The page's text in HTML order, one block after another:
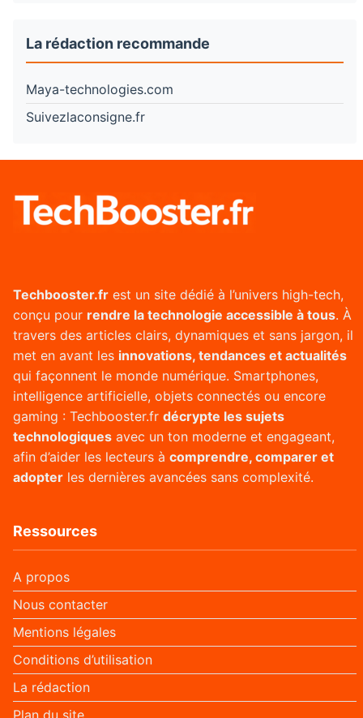
La rédaction recommande
Maya-technologies.com
Suivezlaconsigne.fr
Techbooster.fr est un site dédié à l’univers high-tech,
conçu pour rendre la technologie accessible à tous. À
travers des articles clairs, dynamiques et sans jargon, il
met en avant les innovations, tendances et actualités
qui façonnent le monde numérique. Smartphones,
intelligence artificielle, objets connectés ou encore
gaming : Techbooster.fr décrypte les sujets
technologiques avec un ton moderne et engageant,
afin d’aider les lecteurs à comprendre, comparer et
adopter les dernières avancées sans complexité.
Ressources
A propos
Nous contacter
Mentions légales
Conditions d’utilisation
La rédaction